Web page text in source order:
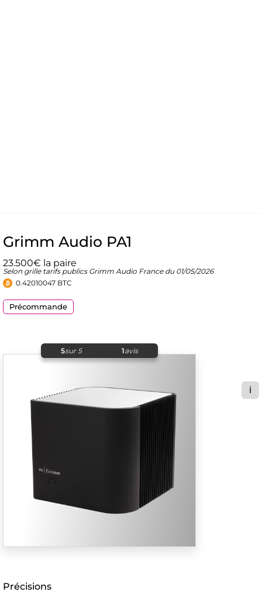
Grimm Audio PA1
23.500€ la paire
Selon grille tarifs publics Grimm Audio France du 01/05/2026
0.42010047 BTC
Précommande
5sur 5 1avis
Précisions
ℹ️